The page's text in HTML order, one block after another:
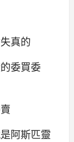
真的
委買委
阿斯匹靈